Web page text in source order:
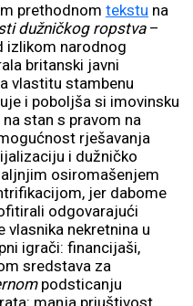
prethodnom tekstu na
dužničkog ropstva–
izlikom narodnog
britanski javni
vlastitu stambenu
i poboljša si imovinsku
stan s pravom na
rješavanja
i dužničko
osiromašenjem
jer dabome
odgovarajući
vlasnika nekretnina u
igrači: financijaši,
sredstava za
podsticanju